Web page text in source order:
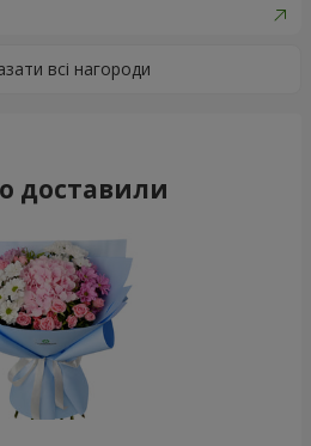
доставили